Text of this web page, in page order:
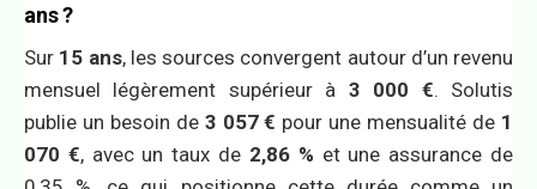
ans ?
Sur 15 ans, les sources convergent autour d’un revenu
mensuel légèrement supérieur à 3 000 €. Solutis
publie un besoin de 3 057 € pour une mensualité de 1
070 €, avec un taux de 2,86 % et une assurance de